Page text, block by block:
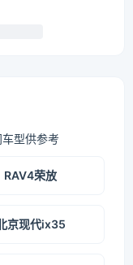
型供参考
RAV4荣放
京现代ix35